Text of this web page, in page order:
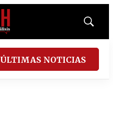
Mostrar
ÚLTIMAS NOTICIAS